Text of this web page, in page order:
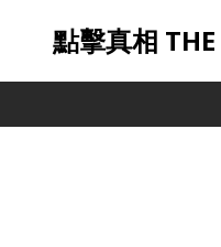
點擊真相